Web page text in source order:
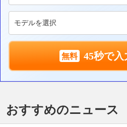
45秒で入
おすすめのニュース